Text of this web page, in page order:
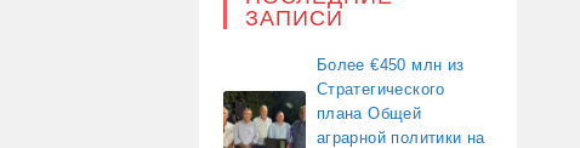
ЗАПИСИ
Более €450 млн из
Стратегического
плана Общей
аграрной политики на